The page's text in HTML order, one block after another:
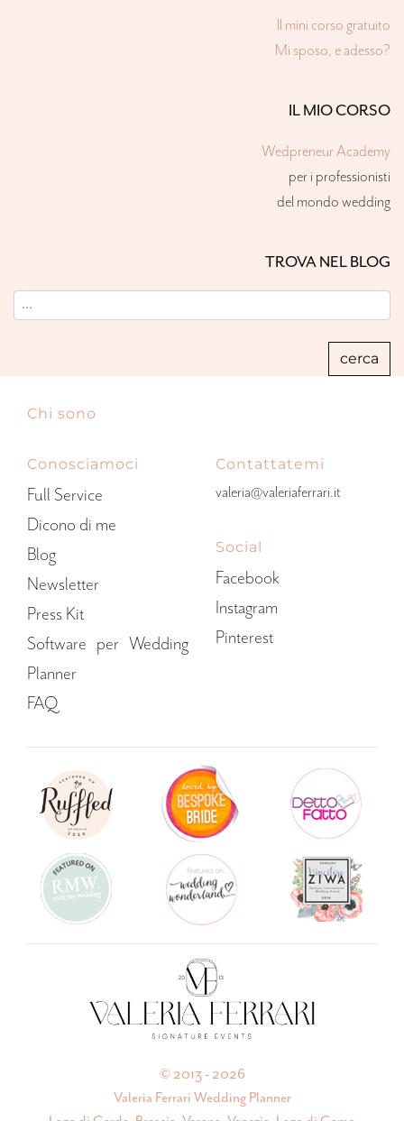
Il mini corso gratuito
Mi sposo, e adesso?
IL MIO CORSO
Wedpreneur Academy
per i professionisti
del mondo wedding
TROVA NEL BLOG
Chi sono
Conosciamoci
Full Service
Dicono di me
Blog
Newsletter
Press Kit
Software per Wedding
Planner
FAQ
Contattatemi
valeria@valeriaferrari.it
Social
Facebook
Instagram
Pinterest
© 2013 - 2026
Valeria Ferrari Wedding Planner